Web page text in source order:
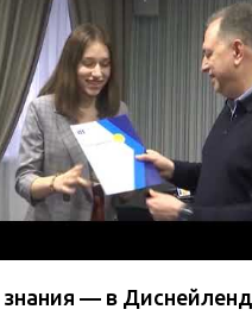
знания — в Диснейленд